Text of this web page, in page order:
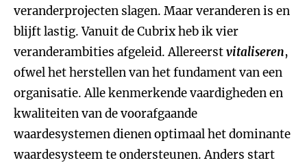
veranderprojecten slagen. Maar veranderen is en
blijft lastig. Vanuit de Cubrix heb ik vier
veranderambities afgeleid. Allereerstvitaliseren,
ofwel het herstellen van het fundament van een
organisatie. Alle kenmerkende vaardigheden en
kwaliteiten van de voorafgaande
waardesystemen dienen optimaal het dominante
waardesysteem te ondersteunen. Anders start